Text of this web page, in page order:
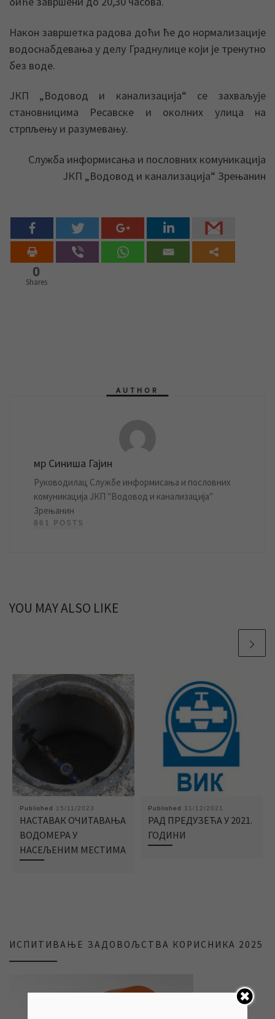
Након завршетка радова доћи ће до нормализације
водоснабдевања у делу Граднулице који је тренутно
без воде.
ЈКП „Водовод и канализација“ се захваљује
становницима Ресавске и околних улица на
стрпљењу и разумевању.
Служба информисања и пословних комуникација
ЈКП „Водовод и канализација“ Зрењанин
0
Shares
AUTHOR
мр Синиша Гајин
Руководилац Службе информисања и пословних
комуникација ЈКП "Водовод и канализација"
Зрењанин
861 POSTS
YOU MAY ALSO LIKE
Published 15/11/2023
НАСТАВАК ОЧИТАВАЊА
ВОДОМЕРА У
НАСЕЉЕНИМ МЕСТИМА
Published 31/12/2021
РАД ПРЕДУЗЕЋА У 2021.
ГОДИНИ
ИСПИТИВАЊЕ ЗАДОВОЉСТВА КОРИСНИКА 2025